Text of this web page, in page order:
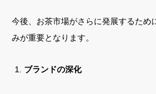
今後、お茶市場がさらに発展するため
みが重要となります。
ブランドの深化